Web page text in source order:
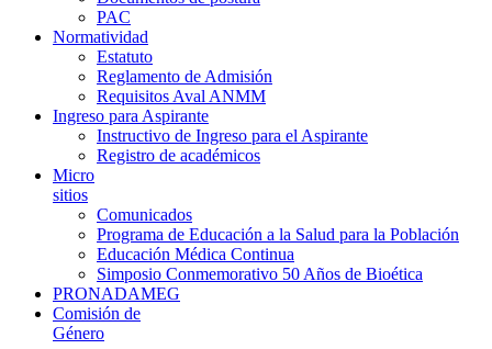
PAC
Normatividad
Estatuto
Reglamento de Admisión
Requisitos Aval ANMM
Ingreso para Aspirante
Instructivo de Ingreso para el Aspirante
Registro de académicos
Micro
sitios
Comunicados
Programa de Educación a la Salud para la Población
Educación Médica Continua
Simposio Conmemorativo 50 Años de Bioética
PRONADAMEG
Comisión de
Género